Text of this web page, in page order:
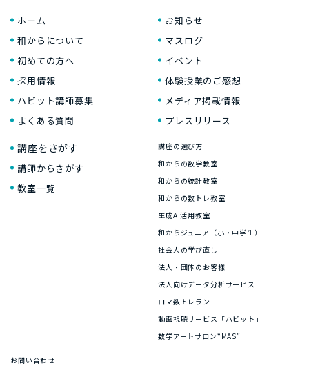
ホーム
和からについて
初めての方へ
採用情報
ハビット講師募集
よくある質問
お知らせ
マスログ
イベント
体験授業のご感想
メディア掲載情報
プレスリリース
講座をさがす
講師からさがす
教室一覧
講座の選び方
和からの数学教室
和からの統計教室
和からの数トレ教室
生成AI活用教室
和からジュニア（小・中学生）
社会人の学び直し
法人・団体のお客様
法人向けデータ分析サービス
ロマ数トレラン
動画視聴サービス「ハビット」
数学アートサロン“MAS”
お問い合わせ